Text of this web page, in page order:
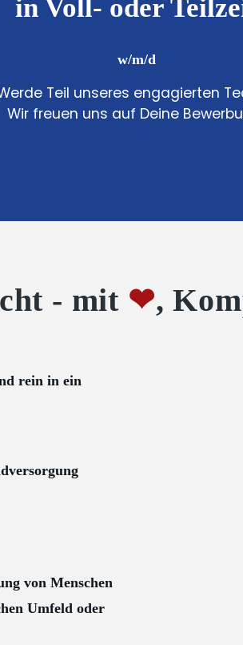
in Voll- oder
w/m/d
Teil unseres engagierten
Wir freuen uns auf Deine
- mit ❤,
rein in ein
von Menschen
Umfeld oder